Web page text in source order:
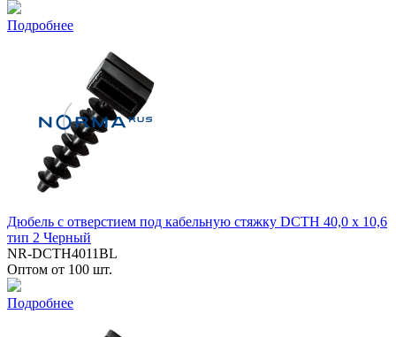
Подробнее
Дюбель с отверстием под кабельную стяжку DCTH 40,0 x 10,6
тип 2 Черный
NR-DCTH4011BL
Оптом от 100 шт.
Подробнее